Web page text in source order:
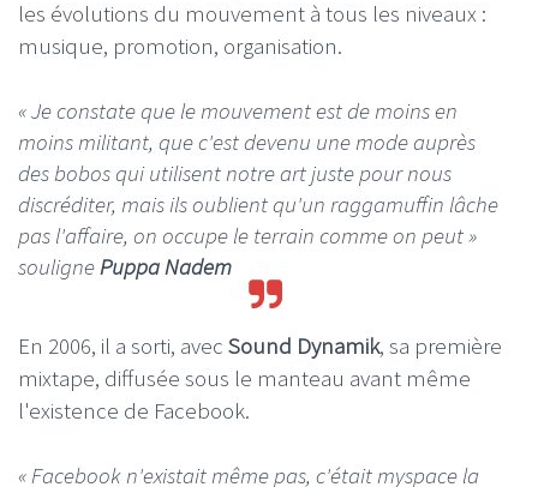
les évolutions du mouvement à tous les niveaux :
musique, promotion, organisation.
« Je constate que le mouvement est de moins en
moins militant, que c'est devenu une mode auprès
des bobos qui utilisent notre art juste pour nous
discréditer, mais ils oublient qu'un raggamuffin lâche
pas l'affaire, on occupe le terrain comme on peut »
soulignePuppa Nadem
En 2006, il a sorti, avec Sound Dynamik, sa première
mixtape, diffusée sous le manteau avant même
l'existence de Facebook.
« Facebook n'existait même pas, c'était myspace la